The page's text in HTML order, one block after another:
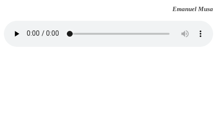
Emanuel Musa